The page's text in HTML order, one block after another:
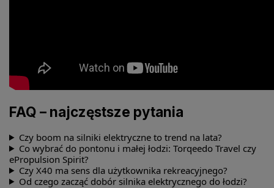
FAQ – najczęstsze pytania
Czy boom na silniki elektryczne to trend na lata?
Co wybrać do pontonu i małej łodzi: Torqeedo Travel czy
ePropulsion Spirit?
Czy X40 ma sens dla użytkownika rekreacyjnego?
Od czego zacząć dobór silnika elektrycznego do łodzi?